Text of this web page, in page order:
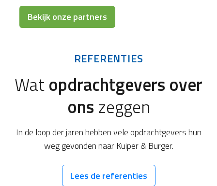
Bekijk onze partners
REFERENTIES
Watopdrachtgevers over
ons zeggen
In de loop der jaren hebben vele opdrachtgevers hun
weg gevonden naar Kuiper & Burger.
Lees de referenties